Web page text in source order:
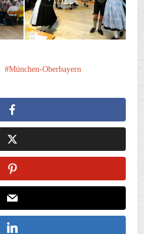
München-Oberbayern